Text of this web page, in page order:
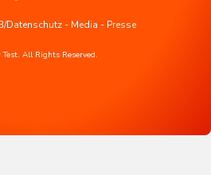
Datenschutz- Media - Presse
All Rights Reserved.